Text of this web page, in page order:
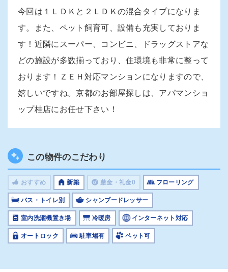
今回は１ＬＤＫと２ＬＤＫの混合タイプになりま
す。また、ペット飼育可、設備も充実しておりま
す！近隣にスーパー、コンビニ、ドラッグストアな
どの施設が多数揃っており、住環境も非常に整って
おります！ＺＥＨ対応マンションになりますので、
嬉しいですね。京都のお部屋探しは、アパマンショ
ップ桂店にお任せ下さい！
この物件のこだわり
おすすめ 新築 敷金・礼金0 フローリング
バス・トイレ別 シャンプードレッサー
室内洗濯機置き場 冷暖房 インターネット対応
オートロック 駐車場有 ペット可